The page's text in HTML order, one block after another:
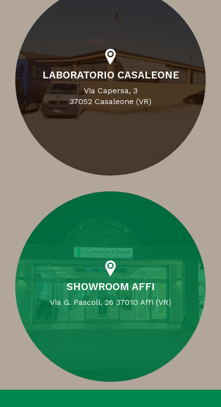
LABORATORIO CASALEONE
Via Capersa, 3
37052 Casaleone (VR)
SHOWROOM AFFI
Via G. Pascoli, 26 37010 Affi (VR)